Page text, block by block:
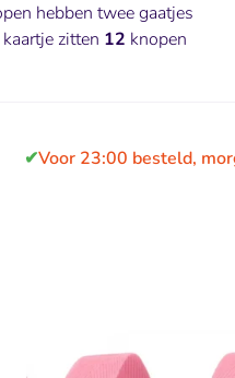
hebben twee gaatjes
zitten 12 knopen
✔Voor 23:00 besteld,